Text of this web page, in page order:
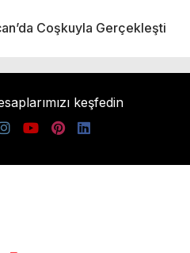
Coşkuyla Gerçekleşti
keşfedin